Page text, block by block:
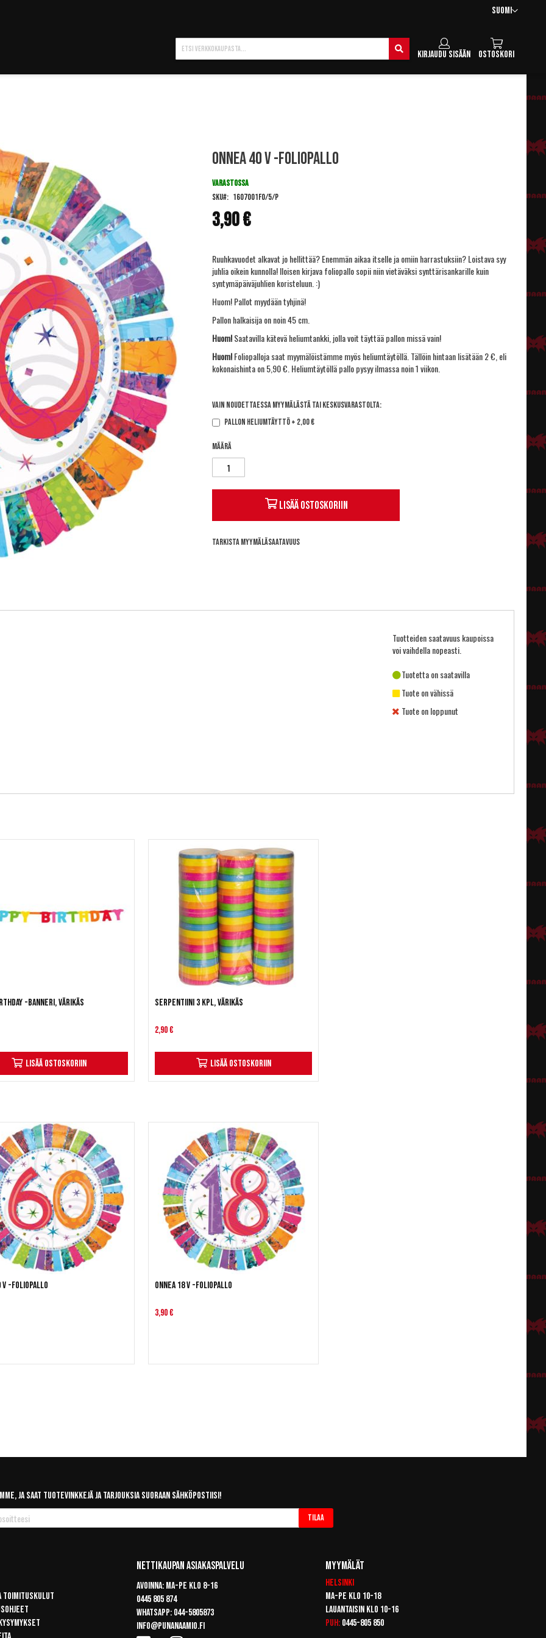
Kieli
Suomi
Ostoskori
Kirjaudu sisään
Hae
Onnea 40 v -foliopallo
3,90 €
VARASTOSSA
SKU
1607001FO/5/P
Ruuhkavuodet alkavat jo hellittää? Enemmän aikaa itselle ja omiin harrastuksiin? Loistava syy
juhlia oikein kunnolla! Iloisen kirjava foliopallo sopii niin vietäväksi synttärisankarille kuin
syntymäpäiväjuhlien koristeluun. :)
Huom! Pallot myydään tyhjinä!
Pallon halkaisija on noin 45 cm.
Huom!Saatavilla käteväheliumtankki , jolla voit täyttää pallon missä vain!
Huom!Foliopalloja saat myymälöistämme myös heliumtäytöllä. Tällöin hintaan lisätään 2 €, eli
kokonaishinta on 5,90 €. Heliumtäytöllä pallo pysyy ilmassa noin 1 viikon.
Vain noudettaessa myymälästä tai keskusvarastolta:
Pallon heliumtäyttö+ 2,00 €
Määrä
Lisää ostoskoriin
Tarkista myymäläsaatavuus
Tuotteiden saatavuus kaupoissa
voi vaihdella nopeasti.
Tuotetta on saatavilla
Tuote on vähissä
Tuote on loppunut
-banneri, värikäs
Lisää ostoskoriin
Serpentiini 3 kpl, värikäs
2,90 €
Lisää ostoskoriin
v -foliopallo Onnea 18 v -foliopallo
3,90 €
ja saat tuotevinkkejä ja tarjouksia suoraan sähköpostiisi!
Tilaa
toimituskulut
Nettikaupan Asiakaspalvelu
Avoinna: Ma-pe klo 8-16
0445 805 874
Whatsapp: 044-5805873
info@punanaamio.fi
Myymälät
Helsinki
Ma-pe klo 10-18
Lauantaisin klo 10-16
Puh: 0445-805 850